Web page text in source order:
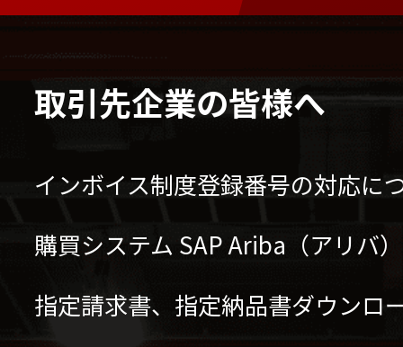
取引先企業の皆様へ
インボイス制度登録番号の対応に
購買システム SAP Ariba（アリバ
指定請求書、指定納品書ダウンロ